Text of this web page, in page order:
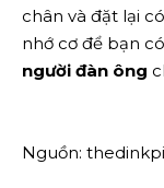
chân và đặt lại
nhớ cơ để bạn
người đàn ông
Nguồn: